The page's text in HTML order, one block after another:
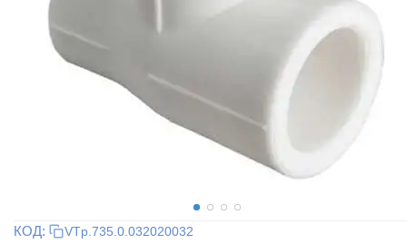
КОД: VTp.735.0.032020032